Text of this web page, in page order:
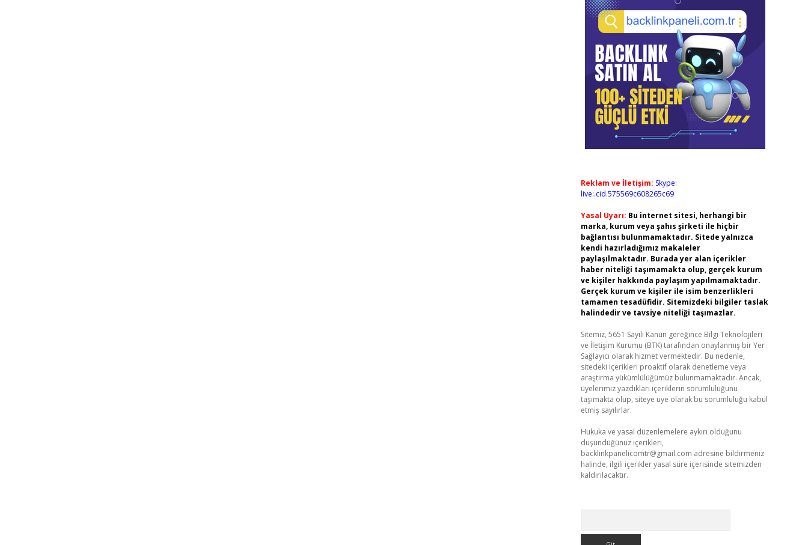
Reklam ve İletişim: Skype:
live:.cid.575569c608265c69
Yasal Uyarı: Bu internet sitesi, herhangi bir
marka, kurum veya şahıs şirketi ile hiçbir
bağlantısı bulunmamaktadır. Sitede yalnızca
kendi hazırladığımız makaleler
paylaşılmaktadır. Burada yer alan içerikler
haber niteliği taşımamakta olup, gerçek kurum
ve kişiler hakkında paylaşım yapılmamaktadır.
Gerçek kurum ve kişiler ile isim benzerlikleri
tamamen tesadüfidir. Sitemizdeki bilgiler taslak
halindedir ve tavsiye niteliği taşımazlar.
Sitemiz, 5651 Sayılı Kanun gereğince Bilgi Teknolojileri
ve İletişim Kurumu (BTK) tarafından onaylanmış bir Yer
Sağlayıcı olarak hizmet vermektedir. Bu nedenle,
sitedeki içerikleri proaktif olarak denetleme veya
araştırma yükümlülüğümüz bulunmamaktadır. Ancak,
üyelerimiz yazdıkları içeriklerin sorumluluğunu
taşımakta olup, siteye üye olarak bu sorumluluğu kabul
etmiş sayılırlar.
Hukuka ve yasal düzenlemelere aykırı olduğunu
düşündüğünüz içerikleri,
backlinkpanelicomtr@gmail.com adresine bildirmeniz
halinde, ilgili içerikler yasal süre içerisinde sitemizden
kaldırılacaktır.